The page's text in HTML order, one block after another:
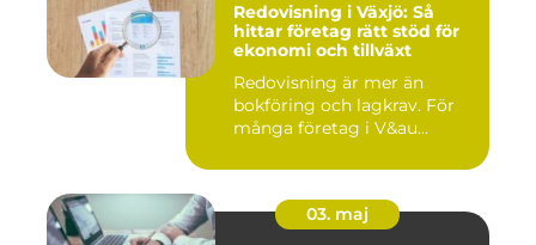
Redovisning i Växjö: Så
hittar företag rätt stöd för
ekonomi och tillväxt
Redovisning är mer än
bokföring och lagkrav. För
många företag i V&au...
03. maj